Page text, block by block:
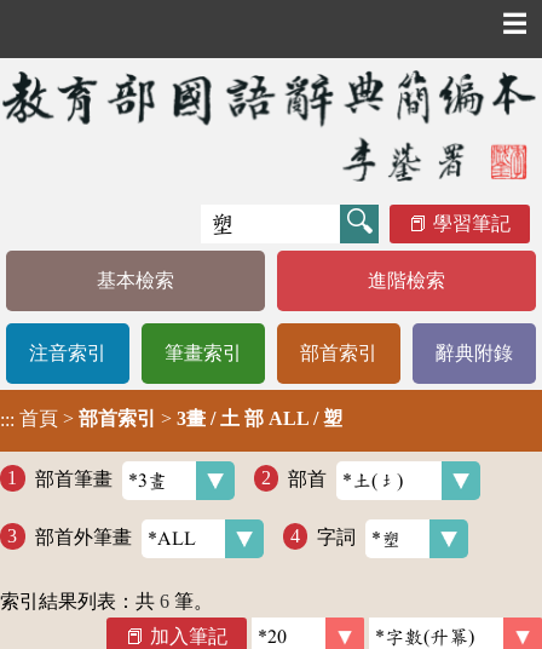
☰
學習筆記
基本檢索 進階檢索
注音索引 筆畫索引 部首索引 辭典附錄
::: 首頁 > 部首索引 > 3畫 / 土 部 ALL / 塑
部首筆畫 部首
部首外筆畫 字詞
索引結果列表：共 6 筆。
加入筆記